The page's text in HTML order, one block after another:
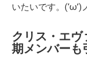
いたいです。(‘ω’)
クリス・エヴ
期メンバーも